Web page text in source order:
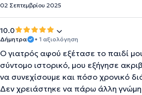
02 Σεπτεμβρίου 2025
10.0
Δήμητρα • 1 αξιολόγηση
Ο γιατρός αφού εξέτασε το παιδί
σύντομο ιστορικό, μου εξήγησε
να συνεχίσουμε και πόσο χρονικό
Δεν χρειάστηκε να πάρω άλλη